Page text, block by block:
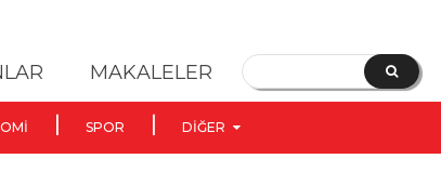
MAKALELER
SPOR DIĞER